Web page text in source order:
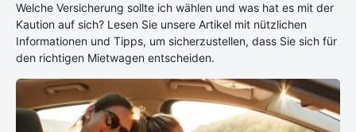
Welche Versicherung sollte ich wählen und was hat es mit der
Kaution auf sich? Lesen Sie unsere Artikel mit nützlichen
Informationen und Tipps, um sicherzustellen, dass Sie sich für
den richtigen Mietwagen entscheiden.